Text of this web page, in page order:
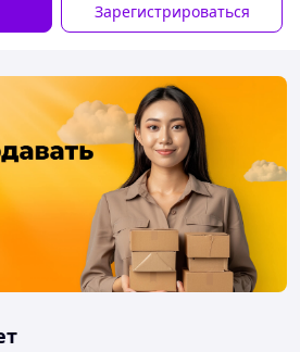
Зарегистрироваться